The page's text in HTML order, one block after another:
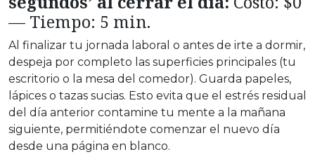
— Tiempo: 5 min.
Al finalizar tu jornada laboral o antes de irte a dormir,
despeja por completo las superficies principales (tu
escritorio o la mesa del comedor). Guarda papeles,
lápices o tazas sucias. Esto evita que el estrés residual
del día anterior contamine tu mente a la mañana
siguiente, permitiéndote comenzar el nuevo día
desde una página en blanco.